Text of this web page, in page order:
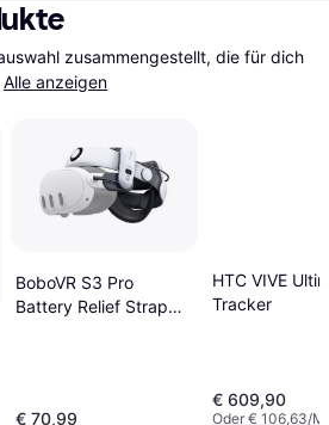
zusammengestellt, die für dich
Alle anzeigen
BoboVR S3 Pro
Battery Relief Strap
€ 70,99
HTC VIVE
Tracker
€ 609,90
Oder € 106,63/